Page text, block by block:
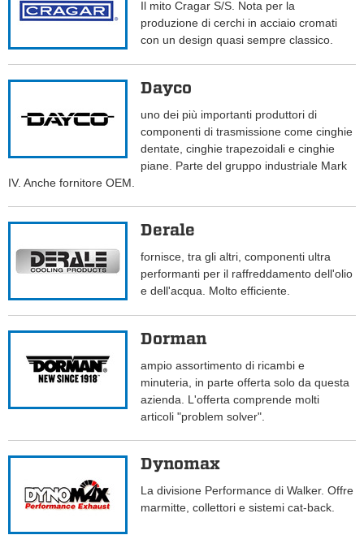
Il mito Cragar S/S. Nota per la
produzione di cerchi in acciaio cromati
con un design quasi sempre classico.
Dayco
uno dei più importanti produttori di
componenti di trasmissione come cinghie
dentate, cinghie trapezoidali e cinghie
piane. Parte del gruppo industriale Mark
IV. Anche fornitore OEM.
Derale
fornisce, tra gli altri, componenti ultra
performanti per il raffreddamento dell'olio
e dell'acqua. Molto efficiente.
Dorman
ampio assortimento di ricambi e
minuteria, in parte offerta solo da questa
azienda. L'offerta comprende molti
articoli "problem solver".
Dynomax
La divisione Performance di Walker. Offre
marmitte, collettori e sistemi cat-back.